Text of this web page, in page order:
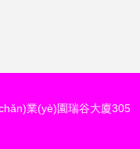
業(yè)園瑞谷大廈305